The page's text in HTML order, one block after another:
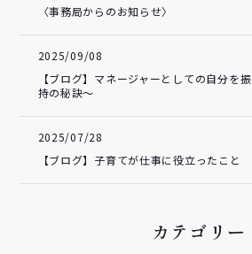
〈事務局からのお知らせ〉
2025/09/08
【ブログ】マネージャーとしての自分を
持の秘訣～
2025/07/28
【ブログ】子育てが仕事に役立ったこと
カテゴリー